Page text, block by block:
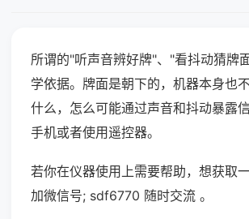
所谓的"听声音辨好牌"、"看抖动猜牌
学依据。牌面是朝下的，机器本身也
什么，怎么可能通过声音和抖动暴露
手机或者使用遥控器。
若你在仪器使用上需要帮助，想获取
加微信号; sdf6770 随时交流 。